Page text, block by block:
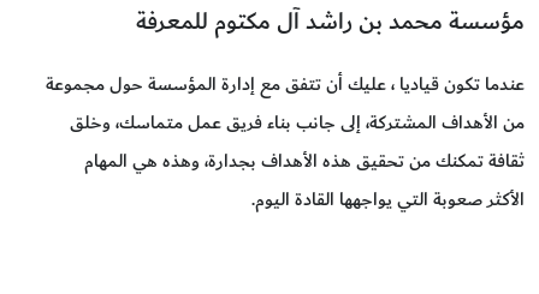
مؤسسة محمد بن راشد آل مكتوم للمعرفة
عندما تكون قياديا ، عليك أن تتفق مع إدارة المؤسسة حول مجموعة
من الأهداف المشتركة، إلى جانب بناء فريق عمل متماسك، وخلق
ثقافة تمكنك من تحقيق هذه الأهداف بجدارة، وهذه هي المهام
الأكثر صعوبة التي يواجهها القادة اليوم.